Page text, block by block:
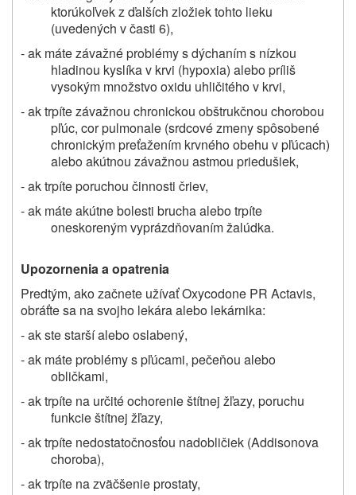
ktorúkoľvek z ďalších zložiek tohto lieku
(uvedených v časti 6),
- ak máte závažné problémy s dýchaním s nízkou
hladinou kyslíka v krvi (hypoxia) alebo príliš
vysokým množstvo oxidu uhličitého v krvi,
- ak trpíte závažnou chronickou obštrukčnou chorobou
pľúc, cor pulmonale (srdcové zmeny spôsobené
chronickým preťažením krvného obehu v pľúcach)
alebo akútnou závažnou astmou priedušiek,
- ak trpíte poruchou činnosti čriev,
- ak máte akútne bolesti brucha alebo trpíte
oneskoreným vyprázdňovaním žalúdka.
Upozornenia a opatrenia
Predtým, ako začnete užívať Oxycodone PR Actavis,
obráťte sa na svojho lekára alebo lekárnika:
- ak ste starší alebo oslabený,
- ak máte problémy s pľúcami, pečeňou alebo
obličkami,
- ak trpíte na určité ochorenie štítnej žľazy, poruchu
funkcie štítnej žľazy,
- ak trpíte nedostatočnosťou nadobličiek (Addisonova
choroba),
- ak trpíte na zväčšenie prostaty,